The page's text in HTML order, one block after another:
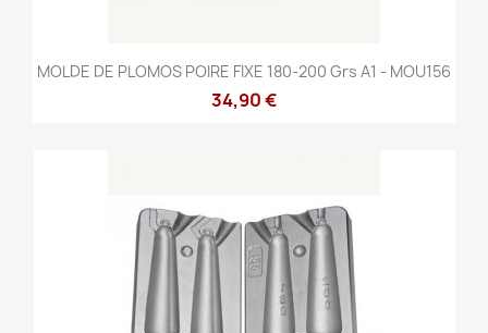
MOLDE DE PLOMOS POIRE FIXE 180-200 Grs A1 - MOU156
34,90 €